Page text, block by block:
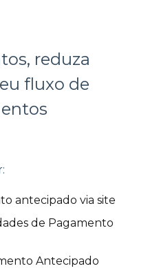
reduza
fluxo de
antecipado via site
de Pagamento
Antecipado